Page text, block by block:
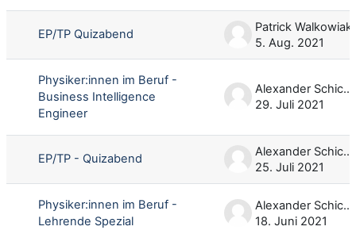
EP/TP Quizabend
Patrick Walkowiak
5. Aug. 2021
Physiker:innen im Beruf -
Business Intelligence
Engineer
Alexander Schicke
29. Juli 2021
EP/TP - Quizabend
Alexander Schicke
25. Juli 2021
Physiker:innen im Beruf -
Lehrende Spezial
Alexander Schicke
18. Juni 2021